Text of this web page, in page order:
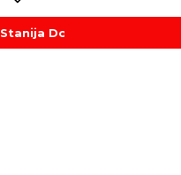
Stanija Dobrojević